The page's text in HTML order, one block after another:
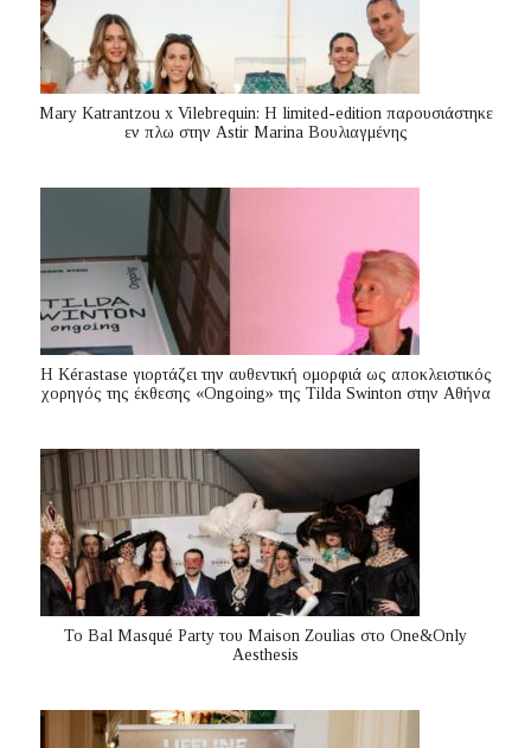
Mary Katrantzou x Vilebrequin: Η limited-edition παρουσιάστηκε
εν πλω στην Astir Marina Βουλιαγμένης
Η Kérastase γιορτάζει την αυθεντική ομορφιά ως αποκλειστικός
χορηγός της έκθεσης «Ongoing» της Tilda Swinton στην Αθήνα
Το Bal Masqué Party του Maison Zoulias στο One&Only
Aesthesis